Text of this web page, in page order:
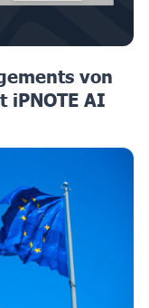
von
iPNOTE AI